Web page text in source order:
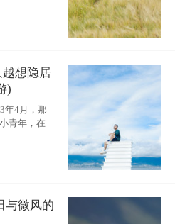
想隐居
)
年4月，那
青年，在
与微风的